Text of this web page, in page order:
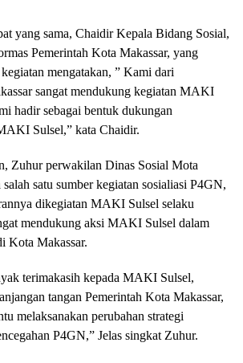
yang sama, Chaidir Kepala Bidang Sosial,
Pemerintah Kota Makassar, yang
mengatakan, ” Kami dari
sangat mendukung kegiatan MAKI
hadir sebagai bentuk dukungan
Sulsel,” kata Chaidir.
Zuhur perwakilan Dinas Sosial Mota
satu sumber kegiatan sosialiasi P4GN,
dikegiatan MAKI Sulsel selaku
mendukung aksi MAKI Sulsel dalam
Kota Makassar.
terimakasih kepada MAKI Sulsel,
tangan Pemerintah Kota Makassar,
melaksanakan perubahan strategi
P4GN,” Jelas singkat Zuhur.